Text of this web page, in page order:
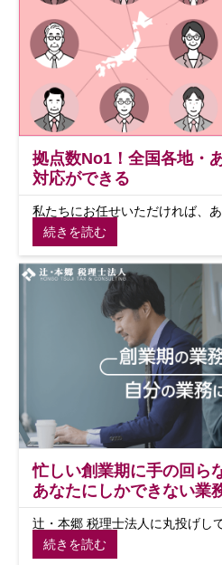
拠点数No1！全国各地・
対応ができる
私たちにお任せいただければ、あ
続きを読む
忙しい創業期に手の回ら
あなたにしかできない業
辻・本郷 税理士法人に丸投げし
続きを読む